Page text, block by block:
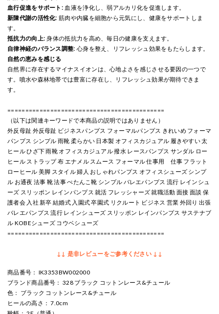
血行促進をサポート: 血液を浄化し、弱アルカリ化を促進します。
新陳代謝の活性化: 筋肉や内臓を細胞から元気にし、健康をサポートしま
す。
抵抗力の向上:身体の抵抗力を高め、毎日の健康を支えます。
自律神経のバランス調整: 心身を整え、リフレッシュ効果をもたらします。
自然の恵みを感じる
自然界に存在するマイナスイオンは、心地よさを感じさせる要因の一つで
す。噴水や森林地帯では豊富に存在し、リフレッシュ効果が期待できま
す。
============================================
（以下は関連キーワードで本商品の説明ではありません）
外反母趾 外反母趾 ビジネスパンプス フォーマルパンプス きれいめ フォーマ
パンプス シンプル 雨靴 柔らかい 日本製 オフィスカジュアル 履きやすい 太
ヒール ひざ下 雨靴 オフィスカジュアル 撥水 レースパンプス サンダル ロー
ヒール ストラップ 布 エナメル スムース フォーマル 仕事用 仕事 フラット
ローヒール 美脚 スタイル 婦人 おしゃれパンプス オフィスシューズ シンプ
ル お通夜 法事 靴 法事 ぺたんこ靴 シンプル バレエパンプス 流行 レインシュ
ーズ スリッポン レインパンプス 就活 フレッシャーズ 就職活動 面接 面談 保
護者会 入社 新卒 結婚式 入園式 卒園式 リクルート ビジネス 営業 外回り 出張
バレエパンプス 流行 レインシューズ スリッポン レインパンプス サステナブ
ル KOBEシューズ コウベシューズ
============================================
↓↓ 是非レビューをご参考ください ↓↓
商品番号 ： IK3353BW002000
ブランド商品番号 ： 328 ブラック コットンレース&チュール
色 ： ブラック コットンレース&チュール
ヒールの高さ ： 7.0cm